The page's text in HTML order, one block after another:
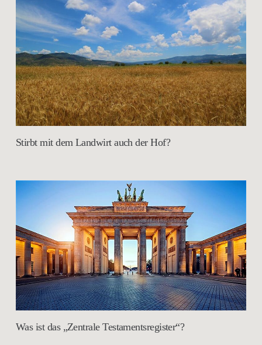
Stirbt mit dem Landwirt auch der Hof?
Was ist das „Zentrale Testamentsregister“?